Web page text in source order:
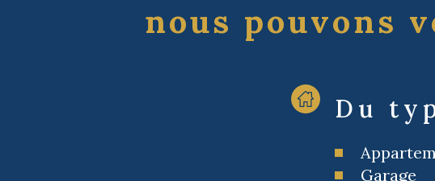
nous pouvons
Du
Garage